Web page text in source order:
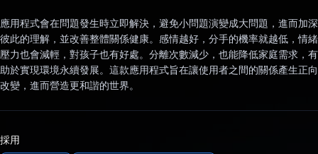
應用程式會在問題發生時立即解決，避免小問題演變成大問題，進而加深
彼此的理解，並改善整體關係健康。感情越好，分手的機率就越低，情緒
壓力也會減輕，對孩子也有好處。分離次數減少，也能降低家庭需求，有
助於實現環境永續發展。這款應用程式旨在讓使用者之間的關係產生正向
改變，進而營造更和諧的世界。
採用